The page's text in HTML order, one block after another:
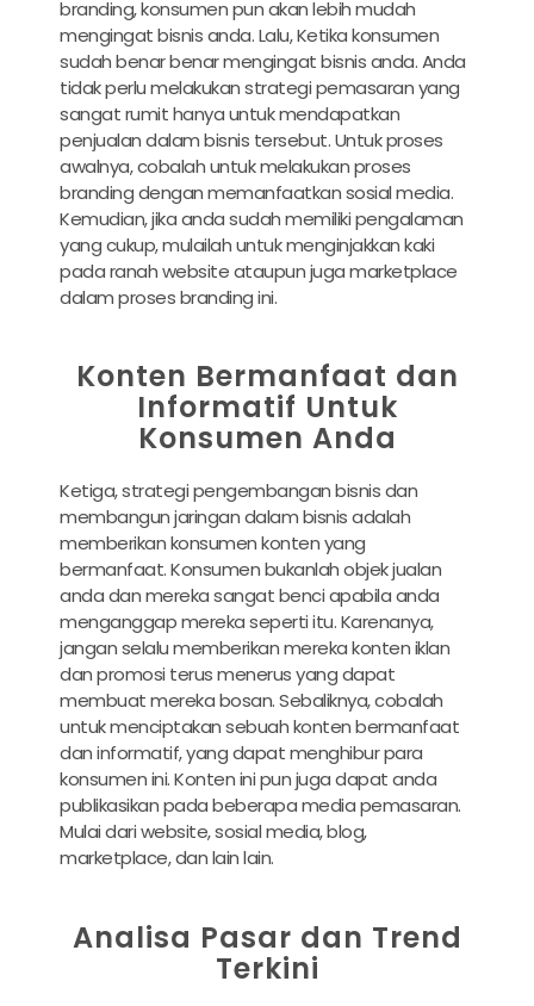
branding, konsumen pun akan lebih mudah
mengingat bisnis anda. Lalu, Ketika konsumen
sudah benar benar mengingat bisnis anda. Anda
tidak perlu melakukan strategi pemasaran yang
sangat rumit hanya untuk mendapatkan
penjualan dalam bisnis tersebut. Untuk proses
awalnya, cobalah untuk melakukan proses
branding dengan memanfaatkan sosial media.
Kemudian, jika anda sudah memiliki pengalaman
yang cukup, mulailah untuk menginjakkan kaki
pada ranah website ataupun juga marketplace
dalam proses branding ini.
Konten Bermanfaat dan
Informatif Untuk
Konsumen Anda
Ketiga, strategi pengembangan bisnis dan
membangun jaringan dalam bisnis adalah
memberikan konsumen konten yang
bermanfaat. Konsumen bukanlah objek jualan
anda dan mereka sangat benci apabila anda
menganggap mereka seperti itu. Karenanya,
jangan selalu memberikan mereka konten iklan
dan promosi terus menerus yang dapat
membuat mereka bosan. Sebaliknya, cobalah
untuk menciptakan sebuah konten bermanfaat
dan informatif, yang dapat menghibur para
konsumen ini. Konten ini pun juga dapat anda
publikasikan pada beberapa media pemasaran.
Mulai dari website, sosial media, blog,
marketplace, dan lain lain.
Analisa Pasar dan Trend
Terkini